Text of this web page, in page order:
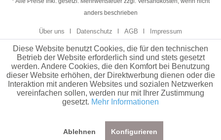
anders beschrieben
Über uns Datenschutz AGB Impressum
Diese Website benutzt Cookies, die für den technischen
Betrieb der Website erforderlich sind und stets gesetzt
werden. Andere Cookies, die den Komfort bei Benutzung
dieser Website erhöhen, der Direktwerbung dienen oder die
Interaktion mit anderen Websites und sozialen Netzwerken
vereinfachen sollen, werden nur mit Ihrer Zustimmung
gesetzt. Mehr Informationen
Ablehnen Konfigurieren